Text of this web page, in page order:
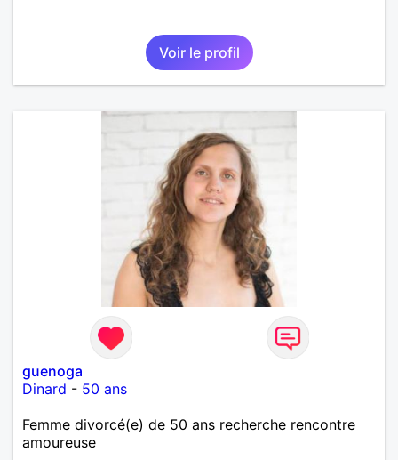
Voir le profil
guenoga
Dinard - 50 ans
Femme divorcé(e) de 50 ans recherche rencontre
amoureuse